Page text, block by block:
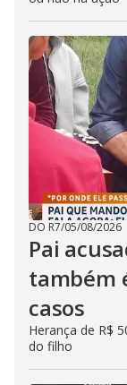
DO R7/05/08/2026
Pai
também
casos
Herança de R$
do filho